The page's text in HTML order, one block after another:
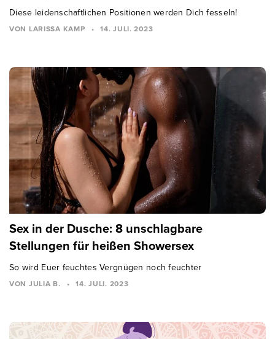
Diese leidenschaftlichen Positionen werden Dich fesseln!
VON LARISSA KAMP • 14. JULI. 2023
Sex in der Dusche: 8 unschlagbare
Stellungen für heißen Showersex
So wird Euer feuchtes Vergnügen noch feuchter
VON JULIA B. • 14. JULI. 2023